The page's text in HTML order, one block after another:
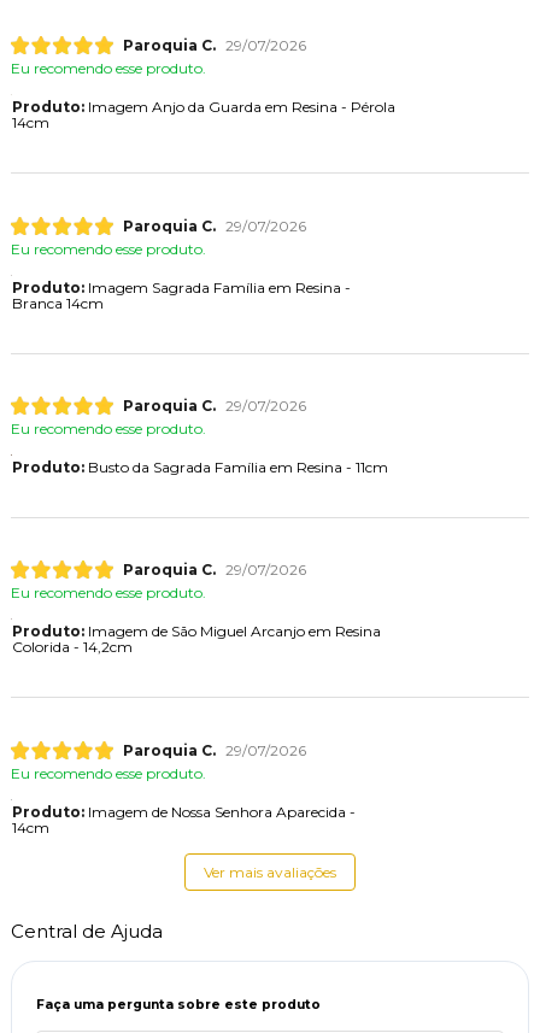
Paroquia C. 29/07/2026
Eu recomendo esse produto.
Produto:Imagem Anjo da Guarda em Resina - Pérola
14cm
Paroquia C. 29/07/2026
Eu recomendo esse produto.
Produto:Imagem Sagrada Família em Resina -
Branca 14cm
Paroquia C. 29/07/2026
Eu recomendo esse produto.
Produto:Busto da Sagrada Família em Resina - 11cm
Paroquia C. 29/07/2026
Eu recomendo esse produto.
Produto:Imagem de São Miguel Arcanjo em Resina
Colorida - 14,2cm
Paroquia C. 29/07/2026
Eu recomendo esse produto.
Produto:Imagem de Nossa Senhora Aparecida -
14cm
Ver mais avaliações
Central de Ajuda
Faça uma pergunta sobre este produto